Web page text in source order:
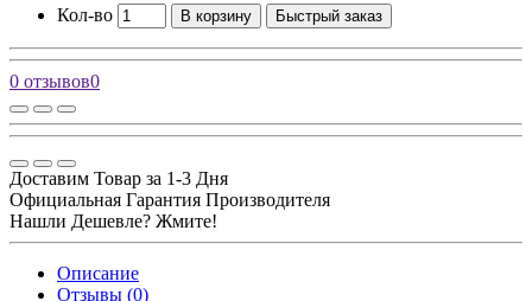
Кол-во В корзину Быстрый заказ
0 отзывов0
Доставим Товар за 1-3 Дня
Официальная Гарантия Производителя
Нашли Дешевле? Жмите!
Описание
Отзывы (0)